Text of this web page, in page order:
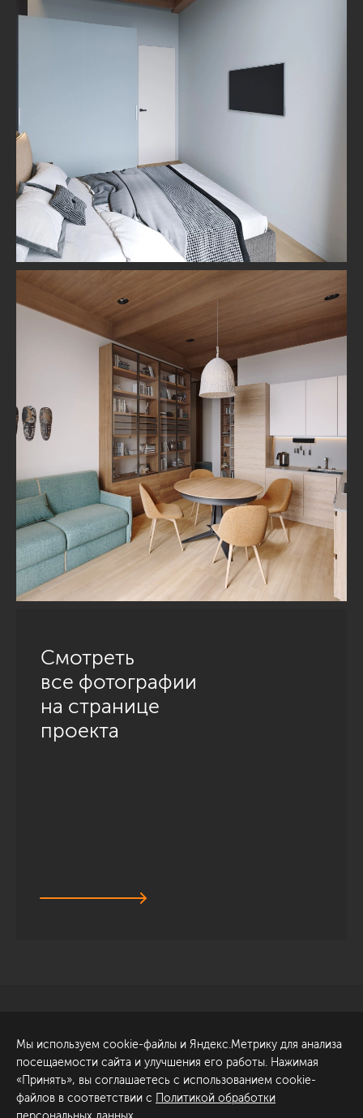
Смотреть
все фотографии
на странице
проекта
Обсудить проект
ул. Академика Павлова, 6
к1
+7 (812) 200-95-55
Мы используем cookie-файлы и Яндекс.Метрику для анализа
посещаемости сайта и улучшения его работы. Нажимая
«Принять», вы соглашаетесь с использованием cookie-
файлов в соответствии с Политикой обработки